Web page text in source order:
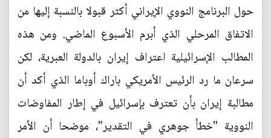
حول البرنامج النووي الإيراني أكثر قبولا بالنسبة إليها من
الاتفاق المرحلي الذي أبرم الأسبوع الماضي. ومن هذه
المطالب الإسرائيلية اعتراف إيران بالدولة العبرية، لكن
سرعان ما رد الرئيس الأمريكي باراك أوباما الذي أكد أن
مطالبة إيران بأن تعترف بإسرائيل في إطار المفاوضات
النووية "خطأ جوهري في التقدير"، موضحا أن الأمر